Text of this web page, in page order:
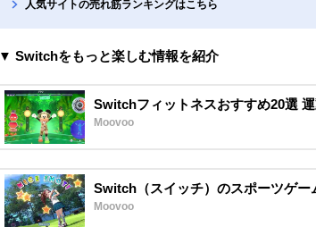
人気サイトの売れ筋ランキングはこちら
▼ Switchをもっと楽しむ情報を紹介
Switchフィットネスおすすめ20選
Moovoo
Switch（スイッチ）のスポーツゲー
Moovoo